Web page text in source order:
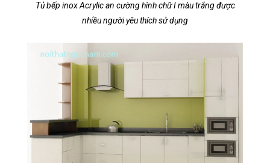
Tủ bếp inox Acrylic an cường hình chữ I màu trắng được
nhiều người yêu thích sử dụng